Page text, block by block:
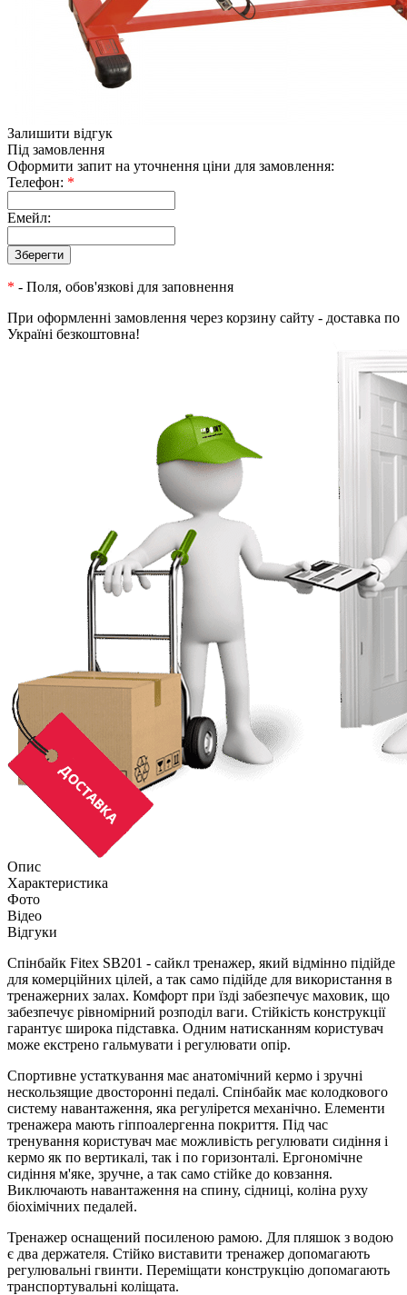
Залишити відгук
Під замовлення
Оформити запит на уточнення ціни для замовлення:
Телефон: *
Емейл:
* - Поля, обов'язкові для заповнення
При оформленні замовлення через корзину сайту - доставка по
Україні безкоштовна!
Опис
Характеристика
Фото
Відео
Відгуки
Спінбайк Fitex SB201 - сайкл тренажер, який відмінно підійде
для комерційних цілей, а так само підійде для використання в
тренажерних залах. Комфорт при їзді забезпечує маховик, що
забезпечує рівномірний розподіл ваги. Стійкість конструкції
гарантує широка підставка. Одним натисканням користувач
може екстрено гальмувати і регулювати опір.
Спортивне устаткування має анатомічний кермо і зручні
нескользящие двосторонні педалі. Спінбайк має колодкового
систему навантаження, яка регулірется механічно. Елементи
тренажера мають гіппоалергенна покриття. Під час
тренування користувач має можливість регулювати сидіння і
кермо як по вертикалі, так і по горизонталі. Ергономічне
сидіння м'яке, зручне, а так само стійке до ковзання.
Виключають навантаження на спину, сідниці, коліна руху
біохімічних педалей.
Тренажер оснащений посиленою рамою. Для пляшок з водою
є два держателя. Стійко виставити тренажер допомагають
регулювальні гвинти. Переміщати конструкцію допомагають
транспортувальні коліщата.